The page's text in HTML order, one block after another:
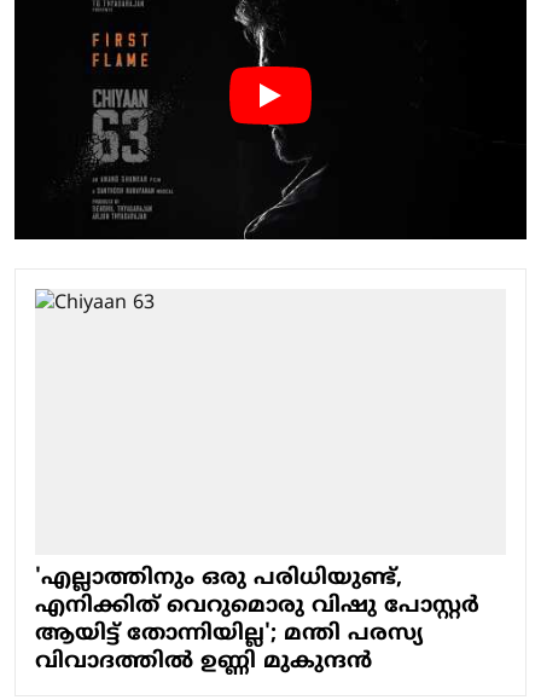
'എല്ലാത്തിനും ഒരു പരിധിയുണ്ട്,
എനിക്കിത് വെറുമൊരു വിഷു പോസ്റ്റർ
ആയിട്ട് തോന്നിയില്ല'; മന്തി പരസ്യ
വിവാദത്തിൽ ഉണ്ണി മുകുന്ദൻ